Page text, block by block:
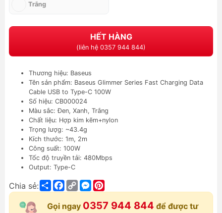
Trắng
HẾT HÀNG
(liên hệ 0357 944 844)
Thương hiệu: Baseus
Tên sản phẩm: Baseus Glimmer Series Fast Charging Data
Cable USB to Type-C 100W
Số hiệu: CB000024
Màu sắc: Đen, Xanh, Trắng
Chất liệu: Hợp kim kẽm+nylon
Trọng lượg: ~43.4g
Kích thước: 1m, 2m
Công suất: 100W
Tốc độ truyền tải: 480Mbps
Output: Type-C
Chia sẻ: ShareFacebook
Copy
Link
Messenger
Gọi ngay 0357 944 844 để được tư